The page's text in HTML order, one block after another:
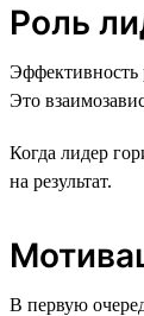
Роль
Эффективность
Это
Когда лидер
на результат.
В первую